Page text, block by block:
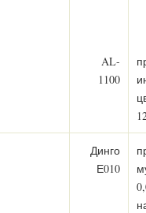
AL-
1100
Динго
Е010